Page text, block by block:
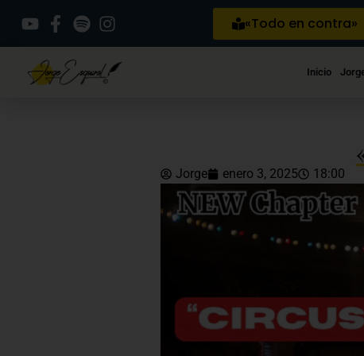
«Todo en contra»
Inicio
Jorge enero 3, 2025 18:00